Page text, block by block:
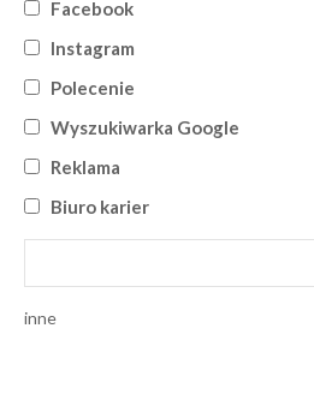
Facebook
Instagram
Polecenie
Wyszukiwarka Google
Reklama
Biuro karier
inne